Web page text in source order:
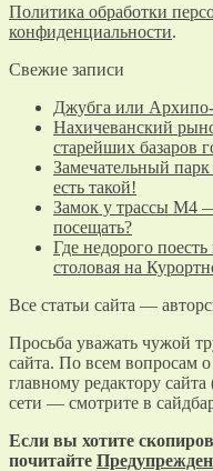
Политика обработки
конфиденциальности.
Свежие записи
Джубга или
Нахичеванский
старейших базаров
Замечательный
есть такой!
Замок у трассы М4
посещать?
Где недорого
столовая на
Все статьи сайта —
Просьба уважать чужой
сайта. По всем вопросам
главному редактору
сети — смотрите в
Если вы хотите
почитайте